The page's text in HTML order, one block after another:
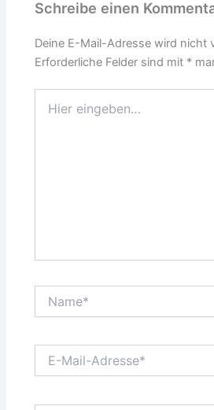
Schreibe einen
Deine E-Mail-Adresse wird nicht
Erforderliche Felder sind mit *
eingeben…
Mail-